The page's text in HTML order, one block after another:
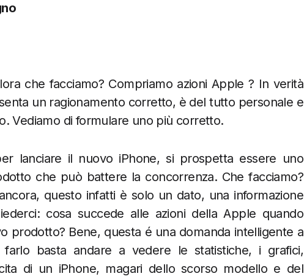
che facciamo? Compriamo azioni Apple ? In verità
un ragionamento corretto, è del tutto personale e
Vediamo di formulare uno più corretto.
lanciare il nuovo iPhone, si prospetta essere uno
che può battere la concorrenza. Che facciamo?
questo infatti è solo un dato, una informazione
cosa succede alle azioni della Apple quando
prodotto? Bene, questa é una domanda intelligente a
basta andare a vedere le statistiche, i grafici,
di un iPhone, magari dello scorso modello e del